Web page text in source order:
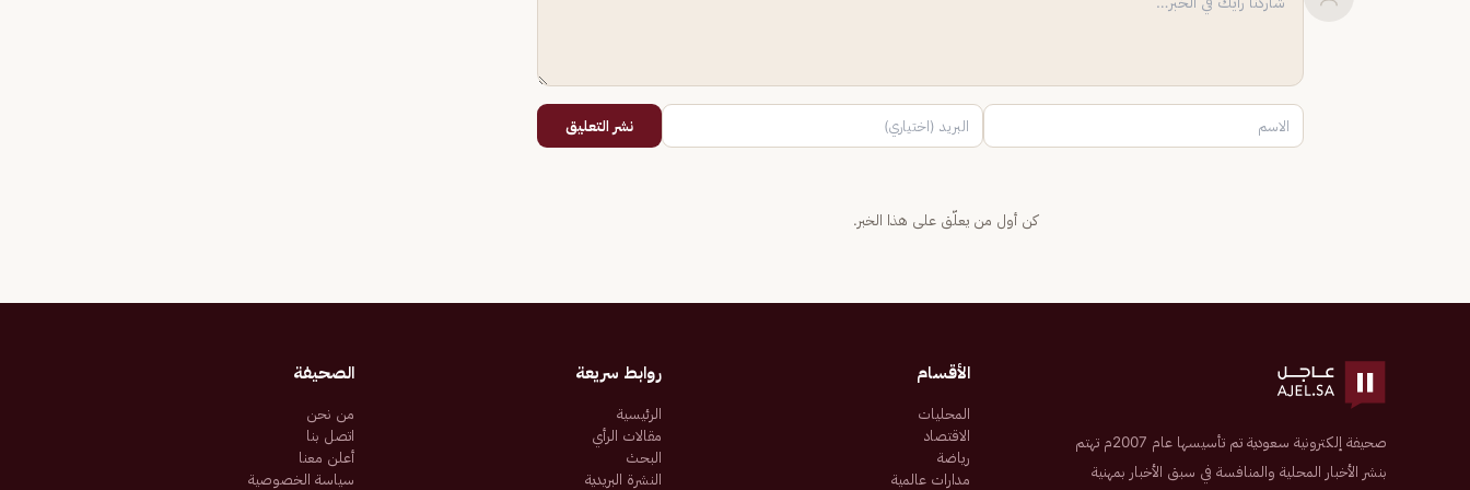
نشر التعليق
كن أول من يعلّق على هذا الخبر.
صحيفة إلكترونية سعودية تم تأسيسها عام 2007م تهتم
بنشر الأخبار المحلية والمنافسة في سبق الأخبار بمهنية
الأقسام
المحليات
الاقتصاد
رياضة
مدارات عالمية
روابط سريعة
الرئيسية
مقالات الرأي
البحث
النشرة البريدية
الصحيفة
من نحن
اتصل بنا
أعلن معنا
سياسة الخصوصية